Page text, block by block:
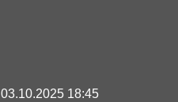
03.10.2025 18:45